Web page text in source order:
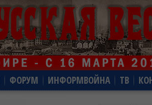
ФОРУМ ИНФОРМВОЙНА ТВ